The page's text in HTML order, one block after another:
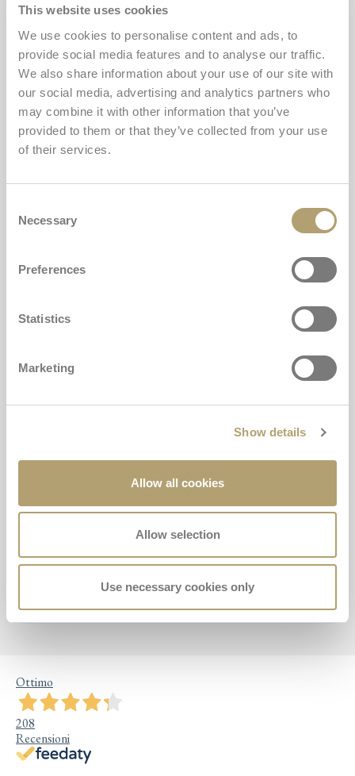
This website uses cookies
We use cookies to personalise content and ads, to
provide social media features and to analyse our traffic.
We also share information about your use of our site with
our social media, advertising and analytics partners who
may combine it with other information that you’ve
provided to them or that they’ve collected from your use
of their services.
Selection
Necessary
Preferences
Statistics
Marketing
Show details
Allow all cookies
Allow selection
Use necessary cookies only
Filtrovat Řadit
0 článků
Nenalezen žádný produkt.
zrušit všechny filtry.
Najděte prodejce
osobně?Najděte nejbližšího prodejce.
Najít prodejce
Ottimo
208
Recensioni